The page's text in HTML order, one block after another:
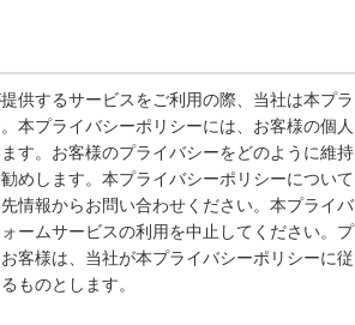
供するサービスをご利用の際、当社は本プラ
本プライバシーポリシーには、お客様の個人
す。お客様のプライバシーをどのように維持
めします。本プライバシーポリシーについて
情報からお問い合わせください。本プライバ
ームサービスの利用を中止してください。プ
客様は、当社が本プライバシーポリシーに従
ものとします。